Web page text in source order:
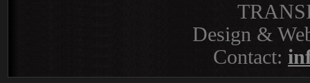
Design &
Contact: